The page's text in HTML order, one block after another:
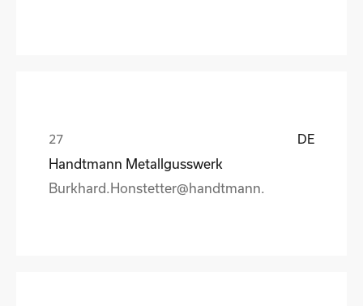
DE
Handtmann Metallgusswerk
Burkhard.Honstetter@handtmann.